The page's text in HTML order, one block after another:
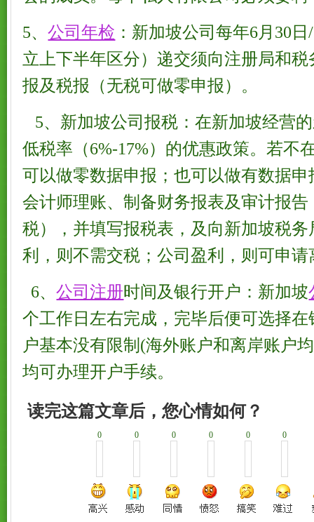
5、公司年检 ：新加坡公司每年6月30
立上下半年区分）递交须向注册局和
报及税报（无税可做零申报）。
5、新加坡公司报税：在新加坡经营
低税率（6%-17%）的优惠政策。若不
可以做零数据申报；也可以做有数据
会计师理账、制备财务报表及审计报
税），并填写报税表，及向新加坡税
利，则不需交税；公司盈利，则可申
6、公司注册时间及银行开户：新加坡
个工作日左右完成，完毕后便可选择
户基本没有限制(海外账户和离岸账户
均可办理开户手续。
读完这篇文章后，您心情如何？
0 0 0 0 0 0